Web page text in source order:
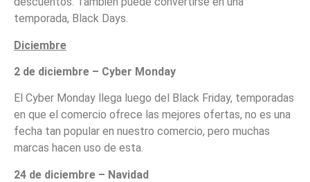
temporada, Black Days.
Diciembre
2 de diciembre – Cyber Monday
El Cyber Monday llega luego del Black Friday, temporadas
en que el comercio ofrece las mejores ofertas, no es una
fecha tan popular en nuestro comercio, pero muchas
marcas hacen uso de esta.
24 de diciembre – Navidad